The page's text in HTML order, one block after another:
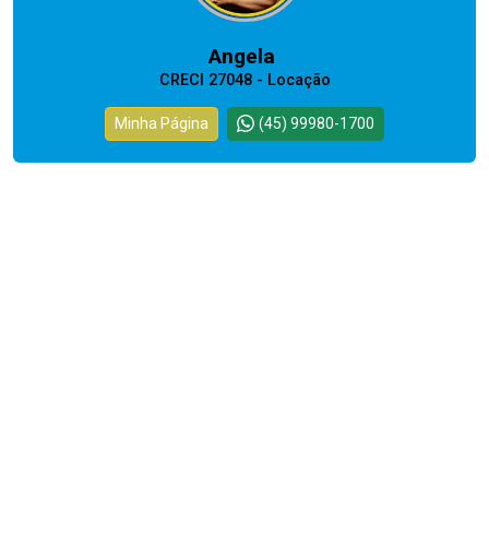
Angela
CRECI 27048 - Locação
Minha Página (45) 99980-1700